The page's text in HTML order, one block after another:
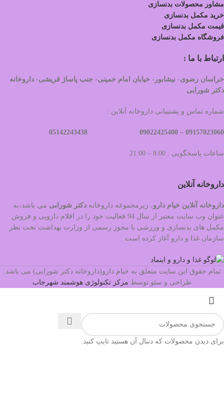
مشاور محصولات بدنسازی
خرید مکمل بدنسازی
قیمت مکمل بدنسازی
فروشگاه مکمل بدنسازی
ارتباط با ما :
خراسان رضوی- نیشابور- خیابان امام خمینی- جنب پاساژ قریشی- داروخانه
دکتر شورابی
شماره تماس و پشتیبانی داروخانه آنلاین :
09157023060 –
ساعات پاسخگویی : 8:00 – 21:00
داروخانه آنلاین
داروخانه آنلاین خیام دارو، زیرمجموعه داروخانه دکتر شورابی می باشد،به
عنوان وب سایت معتبر از سال 94 فعالیت خود را در اقلام دارویی و فروش
مکمل های بدنسازی و ورزشی با مجوز رسمی از وزارت بهداشت تحت نظر
سازمان غذا و دارو آغاز کرده است.
تمام حقوق این سایت متعلق به خیام دارو(داروخانه دکتر شورابی) می باشد.
طراحی و سئو توسط مرکز تکنولوژی هوشمند شهرجاب
برای دیدن محصولات که دنبال آن هستید تایپ کنید.